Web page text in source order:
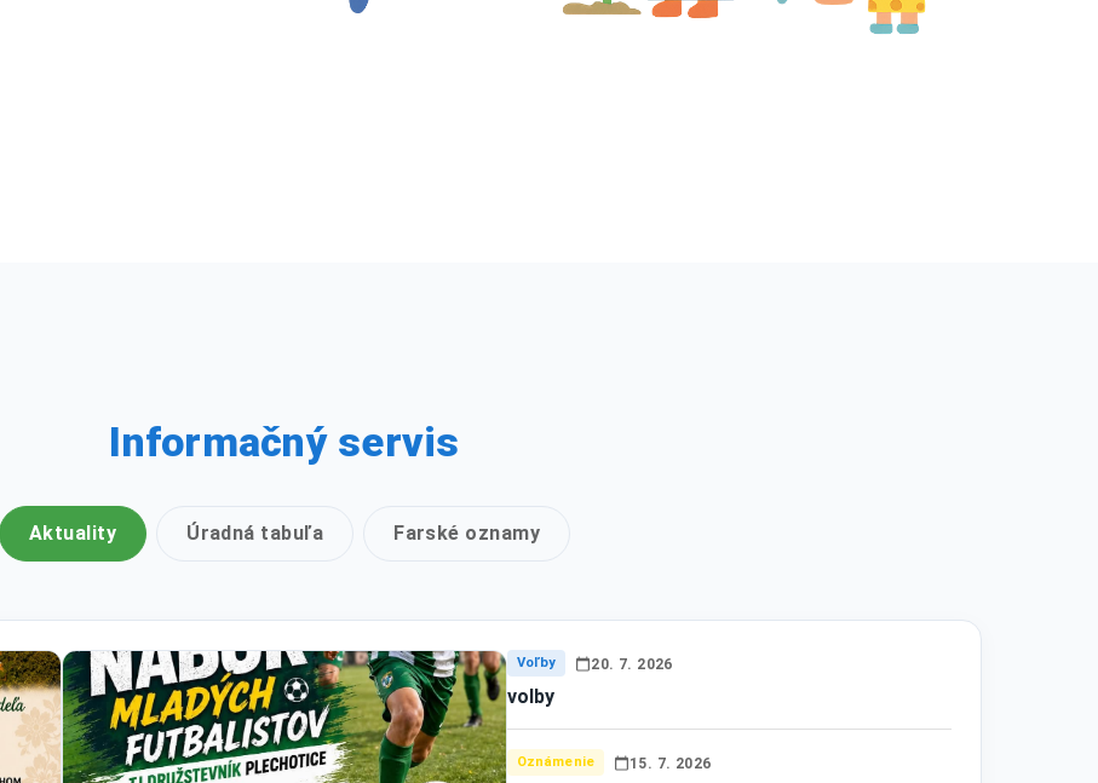
Informačný servis
Aktuality Úradná tabuľa Farské oznamy
Voľby 20. 7. 2026
volby
Oznámenie 15. 7. 2026